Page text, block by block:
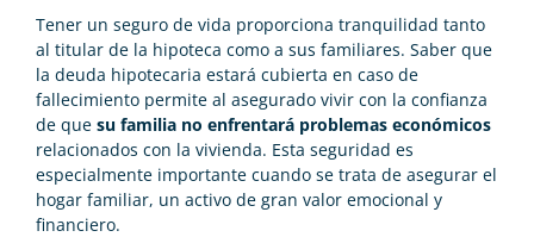
Tener un seguro de vida proporciona tranquilidad tanto
al titular de la hipoteca como a sus familiares. Saber que
la deuda hipotecaria estará cubierta en caso de
fallecimiento permite al asegurado vivir con la confianza
de que su familia no enfrentará problemas económicos
relacionados con la vivienda. Esta seguridad es
especialmente importante cuando se trata de asegurar el
hogar familiar, un activo de gran valor emocional y
financiero.